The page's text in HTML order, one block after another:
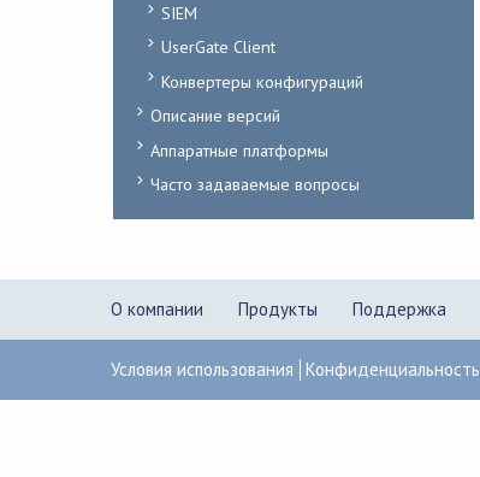
SIEM
UserGate Client
Конвертеры конфигураций
Описание версий
Аппаратные платформы
Часто задаваемые вопросы
О компании Продукты Поддержка
Условия использования Конфиденциальность